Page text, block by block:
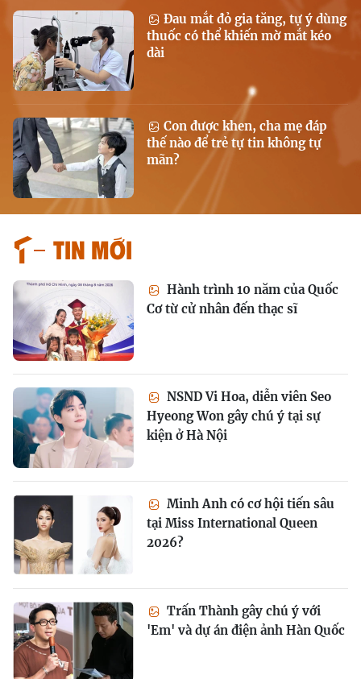
Đau mắt đỏ gia tăng, tự ý dùng
thuốc có thể khiến mờ mắt kéo
dài
Con được khen, cha mẹ đáp
thế nào để trẻ tự tin không tự
mãn?
Tin mới
Hành trình 10 năm của Quốc
Cơ từ cử nhân đến thạc sĩ
NSND Vi Hoa, diễn viên Seo
Hyeong Won gây chú ý tại sự
kiện ở Hà Nội
Minh Anh có cơ hội tiến sâu
tại Miss International Queen
2026?
Trấn Thành gây chú ý với
'Em' và dự án điện ảnh Hàn Quốc